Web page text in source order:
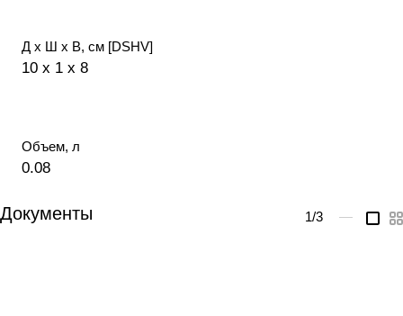
Д х Ш х В, см [DSHV]
10 x 1 x 8
Объем, л
0.08
Документы 1/3 —